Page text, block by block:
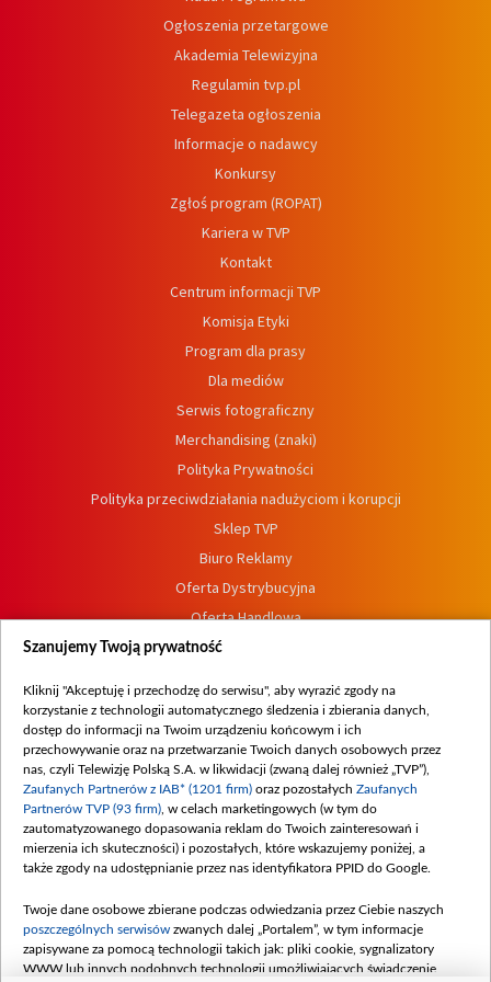
Ogłoszenia przetargowe
Akademia Telewizyjna
Regulamin tvp.pl
Telegazeta ogłoszenia
Informacje o nadawcy
Konkursy
Zgłoś program (ROPAT)
Kariera w TVP
Kontakt
Centrum informacji TVP
Komisja Etyki
Program dla prasy
Dla mediów
Serwis fotograficzny
Merchandising (znaki)
Polityka Prywatności
Polityka przeciwdziałania nadużyciom i korupcji
Sklep TVP
Biuro Reklamy
Oferta Dystrybucyjna
Oferta Handlowa
Dostępność
Procedura zgłoszeń wewnętrznych
Szanujemy Twoją prywatność
Kliknij "Akceptuję i przechodzę do serwisu", aby wyrazić zgody na
korzystanie z technologii automatycznego śledzenia i zbierania danych,
dostęp do informacji na Twoim urządzeniu końcowym i ich
przechowywanie oraz na przetwarzanie Twoich danych osobowych przez
nas, czyli Telewizję Polską S.A. w likwidacji (zwaną dalej również „TVP”),
Zaufanych Partnerów z IAB* (1201 firm) oraz pozostałych Zaufanych
Partnerów TVP (93 firm) , w celach marketingowych (w tym do
zautomatyzowanego dopasowania reklam do Twoich zainteresowań i
mierzenia ich skuteczności) i pozostałych, które wskazujemy poniżej, a
także zgody na udostępnianie przez nas identyfikatora PPID do Google.
Twoje dane osobowe zbierane podczas odwiedzania przez Ciebie naszych
poszczególnych serwisów zwanych dalej „Portalem”, w tym informacje
zapisywane za pomocą technologii takich jak: pliki cookie, sygnalizatory
WWW lub innych podobnych technologii umożliwiających świadczenie